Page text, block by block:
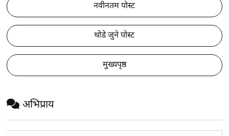
नवीनतम पोस्ट
थोडे जुने पोस्ट
मुख्यपृष्ठ
अभिप्राय